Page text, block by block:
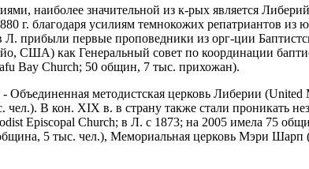
наиболее значительной из к-рых является
г. благодаря усилиям темнокожих репатриантов
Л. прибыли первые проповедники из орг-ции
США) как Генеральный совет по координации
Bay Church; 50 общин, 7 тыс. прихожан).
Объединенная методистская церковь Либерии
В кон. XIX в. в страну также стали проникать
Episcopal Church; в Л. с 1873; на 2005 имела 75
5 тыс. чел.), Мемориальная церковь Мэри Шарп